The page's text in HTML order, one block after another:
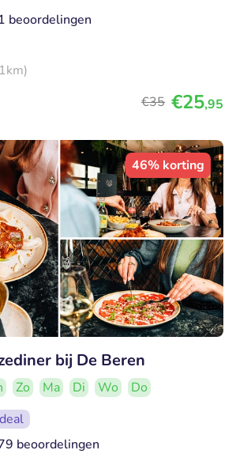
beoordelingen
€35 €25,95
46% korting
bij De Beren
Zo Ma Di Wo
Do
beoordelingen